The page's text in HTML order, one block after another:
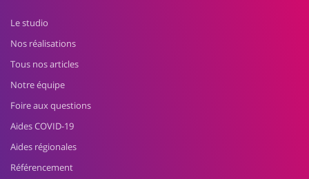
Le studio
Nos réalisations
Tous nos articles
Notre équipe
Foire aux questions
Aides COVID-19
Aides régionales
Référencement